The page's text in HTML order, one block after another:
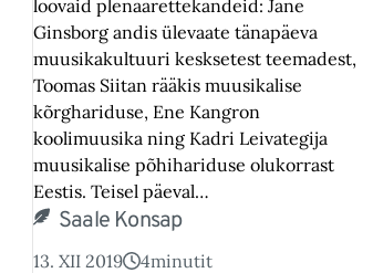
loovaid plenaarettekandeid: Jane
Ginsborg andis ülevaate tänapäeva
muusikakultuuri kesksetest teemadest,
Toomas Siitan rääkis muusikalise
kõrghariduse, Ene Kangron
koolimuusika ning Kadri Leivategija
muusikalise põhihariduse olukorrast
Eestis. Teisel päeval…
Saale Konsap
13. XII 2019 4minutit